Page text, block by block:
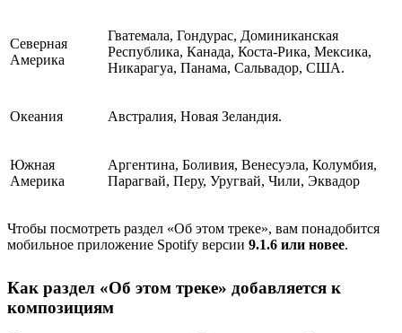
Северная
Америка
Гватемала, Гондурас, Доминиканская
Республика, Канада, Коста-Рика, Мексика,
Никарагуа, Панама, Сальвадор, США.
Океания Австралия, Новая Зеландия.
Южная
Америка
Аргентина, Боливия, Венесуэла, Колумбия,
Парагвай, Перу, Уругвай, Чили, Эквадор
Чтобы посмотреть раздел «Об этом треке», вам понадобится
мобильное приложение Spotify версии 9.1.6 или новее.
Как раздел «Об этом треке» добавляется к
композициям